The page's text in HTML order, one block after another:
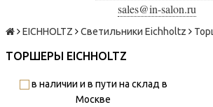
sales@in-salon.ru
EICHHOLTZ Светильники Eichholtz
ТОРШЕРЫ EICHHOLTZ
в наличии и в пути на склад в
Москве